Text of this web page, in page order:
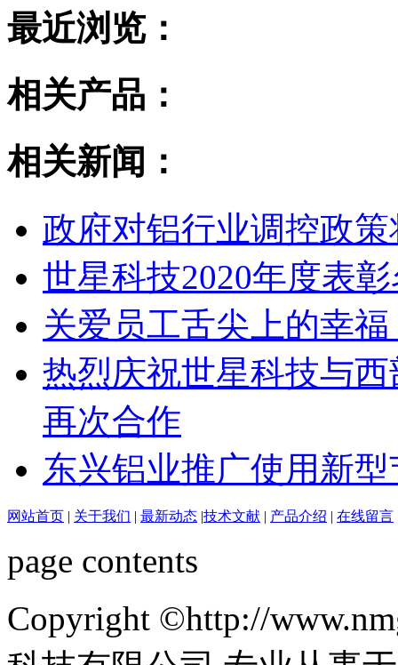
最近浏览：
相关产品：
相关新闻：
政府对铝行业调控政
世星科技2020年度表
关爱员工舌尖上的幸
热烈庆祝世星科技与
再次合作
东兴铝业推广使用新
网站首页 | 关于我们 | 最新动态 |技术文献 | 产品介绍 | 在线留言
page contents
Copyright ©http://